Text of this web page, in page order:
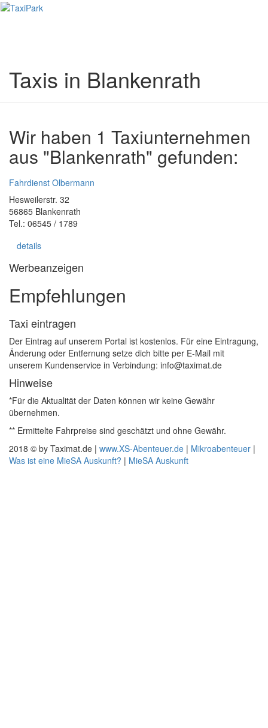
Taxis in Blankenrath
Wir haben 1 Taxiunternehmen
aus "Blankenrath" gefunden:
Fahrdienst Olbermann
Hesweilerstr. 32
56865 Blankenrath
Tel.: 06545 / 1789
details
Werbeanzeigen
Empfehlungen
Taxi eintragen
Der Eintrag auf unserem Portal ist kostenlos. Für eine Eintragung,
Änderung oder Entfernung setze dich bitte per E-Mail mit
unserem Kundenservice in Verbindung: info@taximat.de
Hinweise
*Für die Aktualität der Daten können wir keine Gewähr
übernehmen.
** Ermittelte Fahrpreise sind geschätzt und ohne Gewähr.
2018 © by Taximat.de | www.XS-Abenteuer.de | Mikroabenteuer |
Was ist eine MieSA Auskunft? | MieSA Auskunft